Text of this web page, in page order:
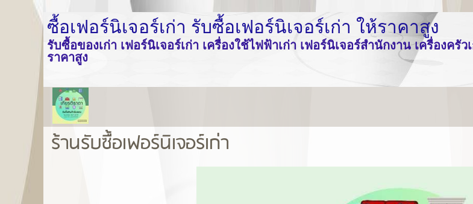
ซื้อเฟอร์นิเจอร์เก่า รับซื้อเฟอร์นิเจอร์เก่า ให้ราคาสูง
รับซื้อของเก่า เฟอร์นิเจอร์เก่า เครื่องใช้ไฟฟ้าเก่า เฟอร์นิเจอร์สำนักงาน เครื่องครั
ราคาสูง
ร้านรับซื้อเฟอร์นิเจอร์เก่า